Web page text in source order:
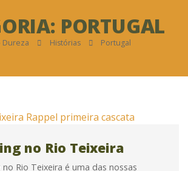
PORTUGAL
Dureza Histórias Portugal
no Rio Teixeira
no Rio Teixeira é uma das nossas